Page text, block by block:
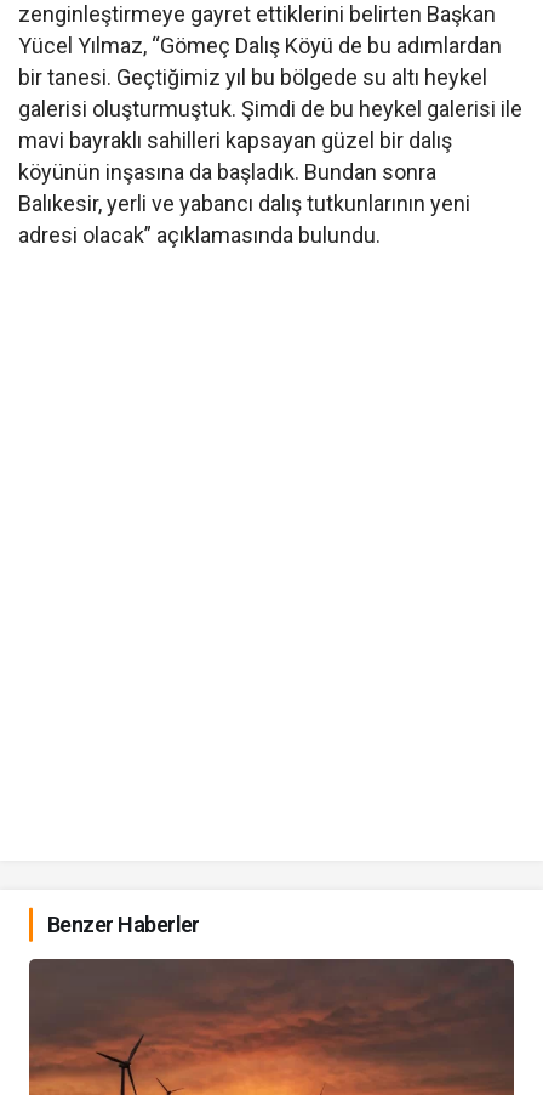
zenginleştirmeye gayret ettiklerini belirten Başkan
Yücel Yılmaz, “Gömeç Dalış Köyü de bu adımlardan
bir tanesi. Geçtiğimiz yıl bu bölgede su altı heykel
galerisi oluşturmuştuk. Şimdi de bu heykel galerisi ile
mavi bayraklı sahilleri kapsayan güzel bir dalış
köyünün inşasına da başladık. Bundan sonra
Balıkesir, yerli ve yabancı dalış tutkunlarının yeni
adresi olacak” açıklamasında bulundu.
Benzer Haberler